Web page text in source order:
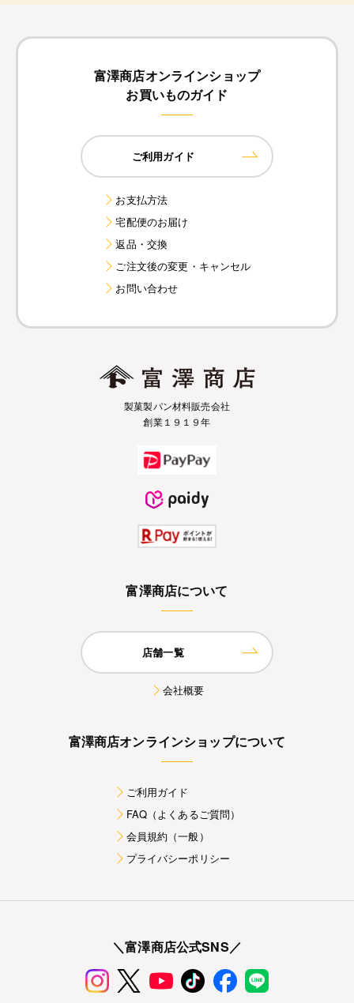
富澤商店オンラインショップ
お買いものガイド
ご利用ガイド
お支払方法
宅配便のお届け
返品・交換
ご注文後の変更・キャンセル
お問い合わせ
製菓製パン材料販売会社
創業１９１９年
富澤商店について
店舗一覧
会社概要
富澤商店オンラインショップについて
ご利用ガイド
FAQ（よくあるご質問）
会員規約（一般）
プライバシーポリシー
＼富澤商店公式SNS／